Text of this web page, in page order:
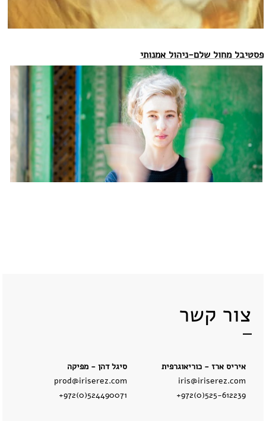
פסטיבל מחול שלם-ניהול אמנותי
צור קשר
איריס ארז - כוריאוגרפית
iris@iriserez.com
+972(0)525-612239
סיגל דהן - מפיקה
prod@iriserez.com
+972(0)524490071